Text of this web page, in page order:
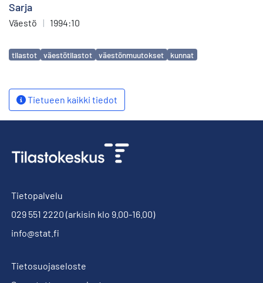
Sarja
Väestö | 1994:10
Avainsanat
tilastot väestötilastot väestönmuutokset kunnat
Tietueen kaikki tiedot
Tietopalvelu
029 551 2220 (arkisin klo 9.00-16.00)
info@stat.fi
Tietosuojaseloste